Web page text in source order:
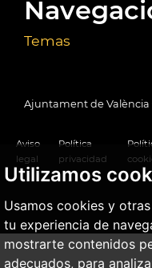
Utilizamos
Usamos cookies y
tu experiencia de
mostrarte contenidos
adecuados, para
Temas
Ajuntament de València
Aviso
legal
Política
privacidad